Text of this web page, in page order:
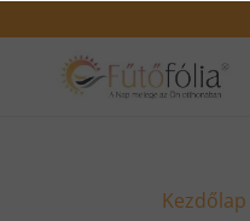
Kezdőlap